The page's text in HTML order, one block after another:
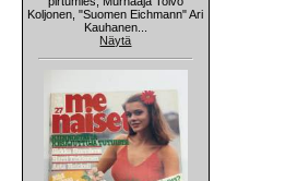
Koljonen, "Suomen Eichmann" Ari
Kauhanen...
Näytä